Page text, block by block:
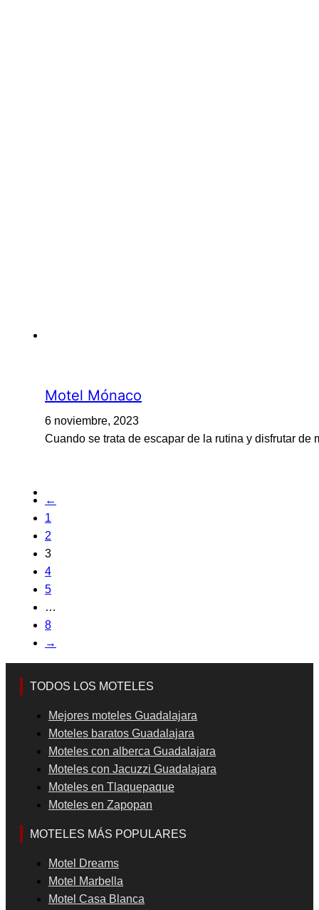
Motel Mónaco
6 noviembre, 2023
Cuando se trata de escapar de la rutina y disfrutar
←
1
2
3
4
5
…
8
→
TODOS LOS MOTELES
Mejores moteles Guadalajara
Moteles baratos Guadalajara
Moteles con alberca Guadalajara
Moteles con Jacuzzi Guadalajara
Moteles en Tlaquepaque
Moteles en Zapopan
MOTELES MÁS POPULARES
Motel Dreams
Motel Marbella
Motel Casa Blanca